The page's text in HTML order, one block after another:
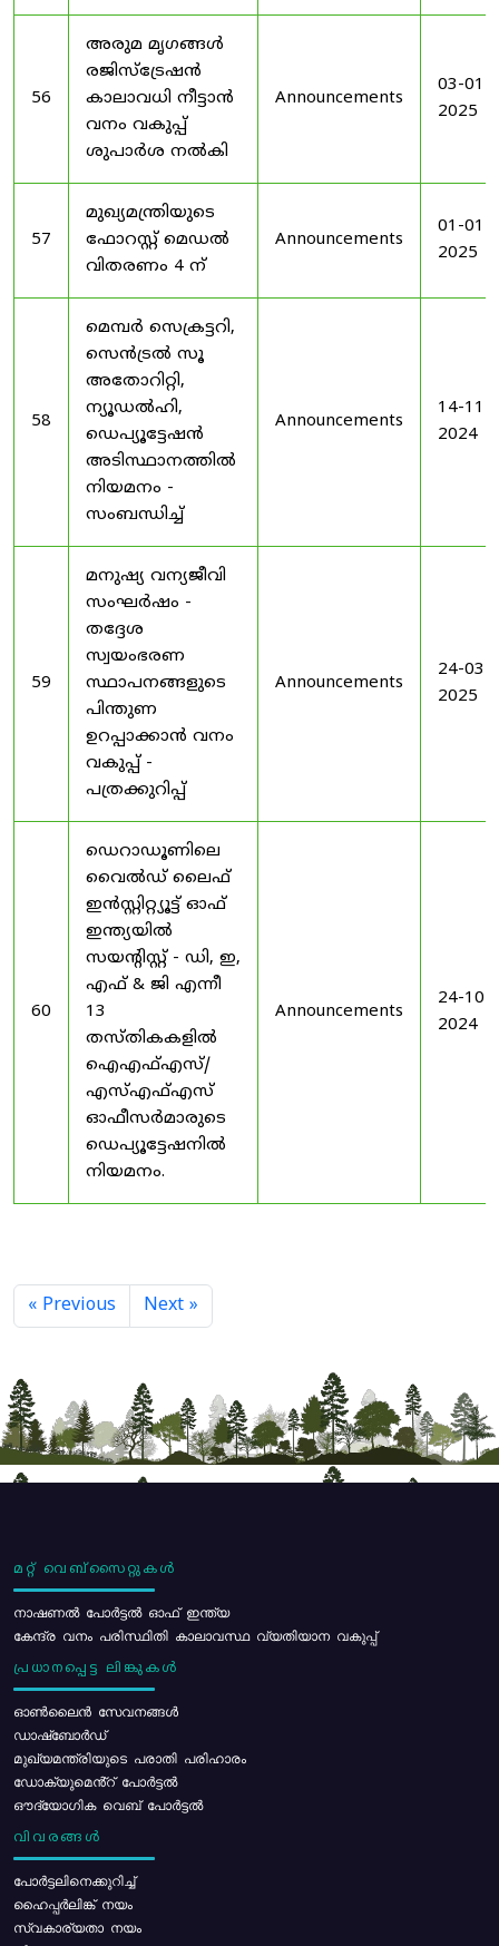
56
അരുമ മൃഗങ്ങൾ
രജിസ്‌ട്രേഷൻ
കാലാവധി നീട്ടാൻ
വനം വകുപ്പ്
ശുപാർശ നൽകി
Announcements
03-01-
2025
57
മുഖ്യമന്ത്രിയുടെ
ഫോറസ്റ്റ് മെഡൽ
വിതരണം 4 ന്
Announcements
01-01-
2025
58
മെമ്പർ സെക്രട്ടറി,
സെൻട്രൽ സൂ
അതോറിറ്റി,
ന്യൂഡൽഹി,
ഡെപ്യൂട്ടേഷൻ
അടിസ്ഥാനത്തിൽ
നിയമനം -
സംബന്ധിച്ച്
Announcements
14-11-
2024
59
മനുഷ്യ വന്യജീവി
സംഘർഷം -
തദ്ദേശ
സ്വയംഭരണ
സ്ഥാപനങ്ങളുടെ
പിന്തുണ
ഉറപ്പാക്കാൻ വനം
വകുപ്പ് -
പത്രക്കുറിപ്പ്
Announcements
24-03-
2025
60
ഡെറാഡൂണിലെ
വൈൽഡ് ലൈഫ്
ഇൻസ്റ്റിറ്റ്യൂട്ട് ഓഫ്
ഇന്ത്യയിൽ
സയൻ്റിസ്റ്റ് - ഡി, ഇ,
എഫ് & ജി എന്നീ
13
തസ്തികകളിൽ
ഐഎഫ്എസ്/
എസ്എഫ്എസ്
ഓഫീസർമാരുടെ
ഡെപ്യൂട്ടേഷനിൽ
നിയമനം.
Announcements
24-10-
2024
« Previous Next »
മറ്റ് വെബ്സൈറ്റുകൾ
നാഷണൽ പോർട്ടൽ ഓഫ് ഇന്ത്യ
കേന്ദ്ര വനം പരിസ്ഥിതി കാലാവസ്ഥ വ്യതിയാന വകുപ്പ്
പ്രധാനപ്പെട്ട ലിങ്കുകൾ
ഓൺലൈൻ സേവനങ്ങൾ
ഡാഷ്ബോർഡ്
മുഖ്യമന്ത്രിയുടെ പരാതി പരിഹാരം
ഡോക്യുമെൻ്റ് പോർട്ടൽ
ഔദ്യോഗിക വെബ് പോർട്ടൽ
വിവരങ്ങൾ
പോര്‍ട്ടലിനെക്കുറിച്ച്
ഹൈപ്പർലിങ്ക് നയം
സ്വകാര്യതാ നയം